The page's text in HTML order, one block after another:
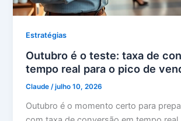
Estratégias
Outubro é o teste: taxa de
tempo real para o pico de
Claude/julho 10, 2026
Outubro é o momento certo para